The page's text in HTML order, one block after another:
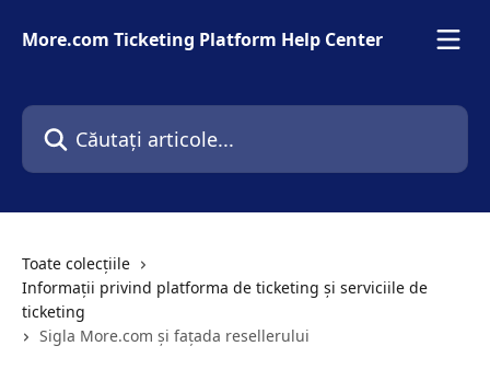
More.com Ticketing Platform Help Center
Căutați articole...
Toate colecțiile
Informații privind platforma de ticketing și serviciile de
ticketing
Sigla More.com și fațada resellerului